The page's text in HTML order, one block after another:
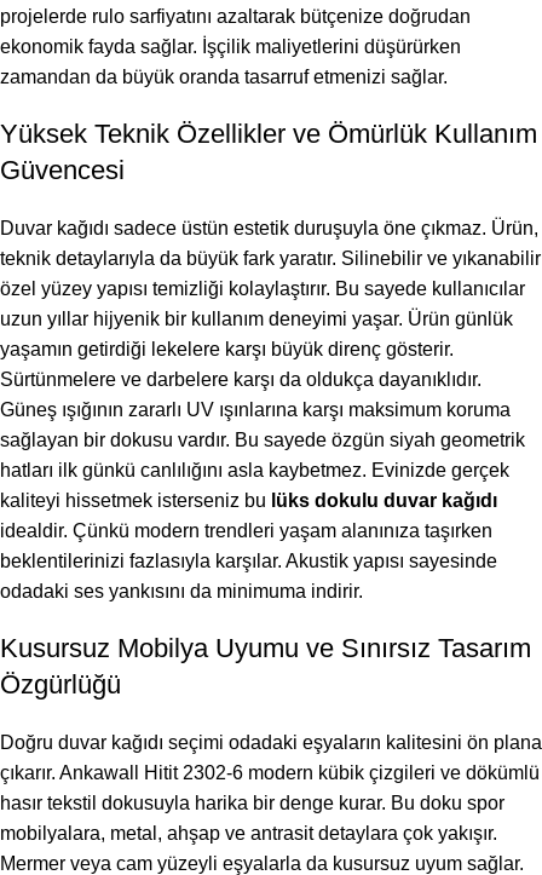
projelerde rulo sarfiyatını azaltarak bütçenize doğrudan
ekonomik fayda sağlar. İşçilik maliyetlerini düşürürken
zamandan da büyük oranda tasarruf etmenizi sağlar.
Yüksek Teknik Özellikler ve Ömürlük Kullanım
Güvencesi
Duvar kağıdı sadece üstün estetik duruşuyla öne çıkmaz. Ürün,
teknik detaylarıyla da büyük fark yaratır. Silinebilir ve yıkanabilir
özel yüzey yapısı temizliği kolaylaştırır. Bu sayede kullanıcılar
uzun yıllar hijyenik bir kullanım deneyimi yaşar. Ürün günlük
yaşamın getirdiği lekelere karşı büyük direnç gösterir.
Sürtünmelere ve darbelere karşı da oldukça dayanıklıdır.
Güneş ışığının zararlı UV ışınlarına karşı maksimum koruma
sağlayan bir dokusu vardır. Bu sayede özgün siyah geometrik
hatları ilk günkü canlılığını asla kaybetmez. Evinizde gerçek
kaliteyi hissetmek isterseniz bu lüks dokulu duvar kağıdı
idealdir. Çünkü modern trendleri yaşam alanınıza taşırken
beklentilerinizi fazlasıyla karşılar. Akustik yapısı sayesinde
odadaki ses yankısını da minimuma indirir.
Kusursuz Mobilya Uyumu ve Sınırsız Tasarım
Özgürlüğü
Doğru duvar kağıdı seçimi odadaki eşyaların kalitesini ön plana
çıkarır. Ankawall Hitit 2302-6 modern kübik çizgileri ve dökümlü
hasır tekstil dokusuyla harika bir denge kurar. Bu doku spor
mobilyalara, metal, ahşap ve antrasit detaylara çok yakışır.
Mermer veya cam yüzeyli eşyalarla da kusursuz uyum sağlar.